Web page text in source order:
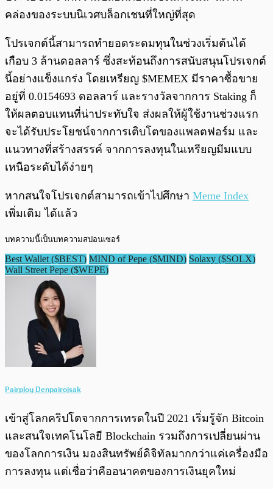
คล่องของระบบนิเวศบล็อกเชนที่ใหญ่ที่สุด
โปรเจกต์นี้สามารถทำยอดระดมทุนในช่วงเริ่มต้นได้
เกือบ 3 ล้านดอลลาร์ ซึ่งสะท้อนถึงการสนับสนุนโปรเจกต์
นี้อย่างแข็งแกร่ง โดยเหรียญ $MEMEX มีราคาซื้อขาย
อยู่ที่ 0.0154693 ดอลลาร์ และรางวัลจากการ Staking ก็
ให้ผลตอบแทนที่น่าประทับใจ ส่งผลให้ผู้ใช้งานช่วงแรก
จะได้รับประโยชน์จากการเติบโตของแพลตฟอร์ม และ
แนวทางที่สร้างสรรค์ จากการลงทุนในเหรียญมีมแบบ
เหนือระดับได้ง่ายๆ
หากสนใจโปรเจกต์สามารถเข้าไปศึกษา Meme Index
เพิ่มเติม ได้แล้ว
บทความนี้เป็นบทความสปอนเซอร์
Best Wallet ($BEST) MIND of Pepe ($MIND) Solaxy ($SOLX)
Wall Street Pepe ($WEPE)
Pairploy Denpairojsak
เข้าสู่โลกคริปโตจากการเทรดในปี 2021 เริ่มรู้จัก Bitcoin
และสนใจเทคโนโลยี Blockchain รวมถึงการเปลี่ยนผ่าน
ของโลกการเงิน มองสินทรัพย์ดิจิทัลมากกว่าแค่เครื่องมือ
การลงทุน แต่เชื่อว่าคืออนาคตของการเงินยุคใหม่